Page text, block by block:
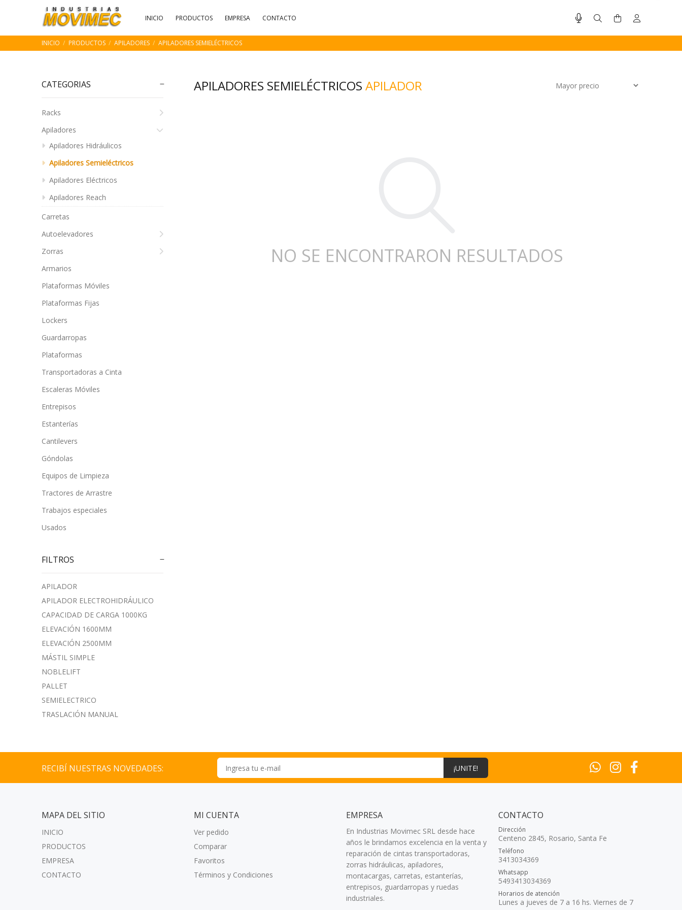
INICIO PRODUCTOS EMPRESA CONTACTO
INICIO PRODUCTOS APILADORES APILADORES SEMIELÉCTRICOS
CATEGORIAS
Racks
Apiladores
Apiladores Hidráulicos
Apiladores Semieléctricos
Apiladores Eléctricos
Apiladores Reach
Carretas
Autoelevadores
Zorras
Armarios
Plataformas Móviles
Plataformas Fijas
Lockers
Guardarropas
Plataformas
Transportadoras a Cinta
Escaleras Móviles
Entrepisos
Estanterías
Cantilevers
Góndolas
Equipos de Limpieza
Tractores de Arrastre
Trabajos especiales
Usados
FILTROS
APILADOR
APILADOR ELECTROHIDRÁULICO
CAPACIDAD DE CARGA 1000KG
ELEVACIÓN 1600MM
ELEVACIÓN 2500MM
MÁSTIL SIMPLE
NOBLELIFT
PALLET
SEMIELECTRICO
TRASLACIÓN MANUAL
APILADORES SEMIELÉCTRICOS APILADOR
NO SE ENCONTRARON RESULTADOS
RECIBÍ NUESTRAS NOVEDADES: ¡UNITE!
MAPA DEL SITIO
INICIO
PRODUCTOS
EMPRESA
CONTACTO
MI CUENTA
Ver pedido
Comparar
Favoritos
Términos y Condiciones
EMPRESA
En Industrias Movimec SRL desde hace
años le brindamos excelencia en la venta y
reparación de cintas transportadoras,
zorras hidráulicas, apiladores,
montacargas, carretas, estanterías,
entrepisos, guardarropas y ruedas
industriales.
CONTACTO
Dirección
Centeno 2845, Rosario, Santa Fe
Teléfono
3413034369
Whatsapp
5493413034369
Horarios de atención
Lunes a jueves de 7 a 16 hs. Viernes de 7